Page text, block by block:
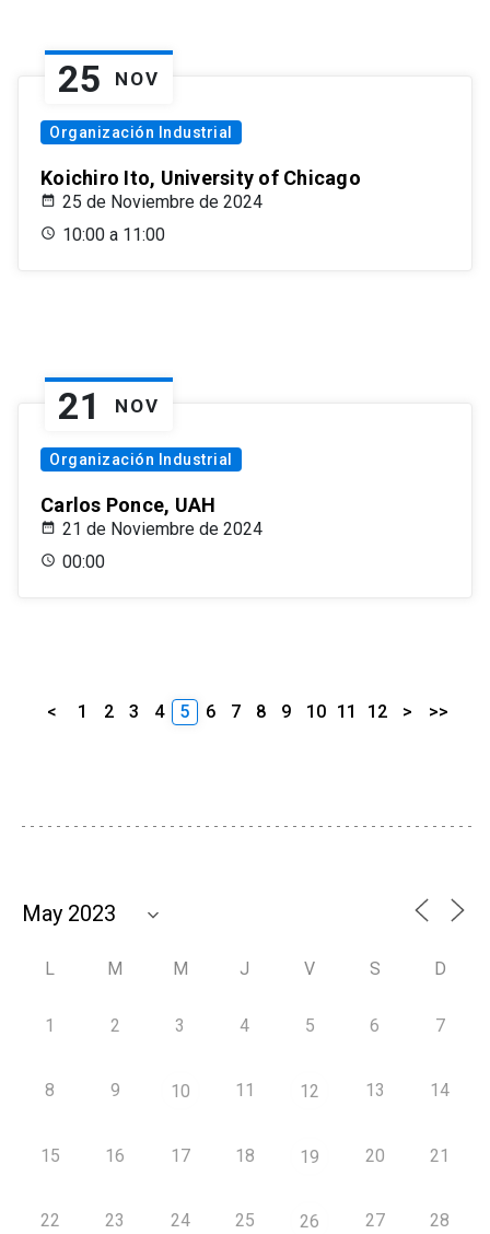
25 NOV
Organización Industrial
Koichiro Ito, University of Chicago
25 de Noviembre de 2024
10:00 a 11:00
21 NOV
Organización Industrial
Carlos Ponce, UAH
21 de Noviembre de 2024
00:00
< 1 2 3 4 5 6 7 8 9 10 11 12 > >>
L M M J V S D
1 2 3 4 5 6 7
8 9 10 11 12 13 14
15 16 17 18 19 20 21
22 23 24 25 26 27 28